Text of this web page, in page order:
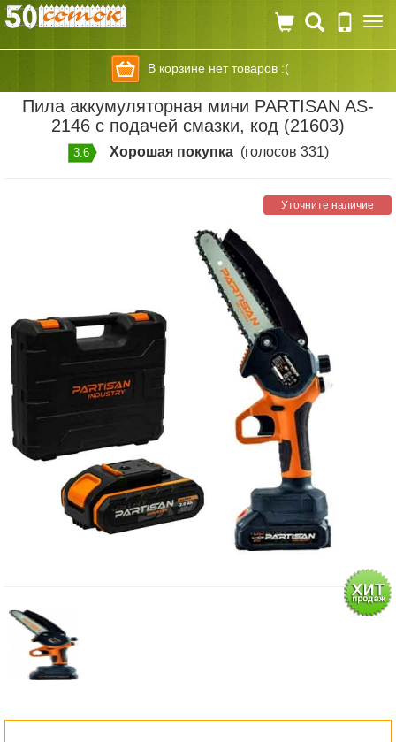
В корзине нет товаров :(
Пила аккумуляторная мини PARTISAN AS-
2146 с подачей смазки, код (21603)
3.6 Хорошая покупка (голосов 331)
Уточните наличие